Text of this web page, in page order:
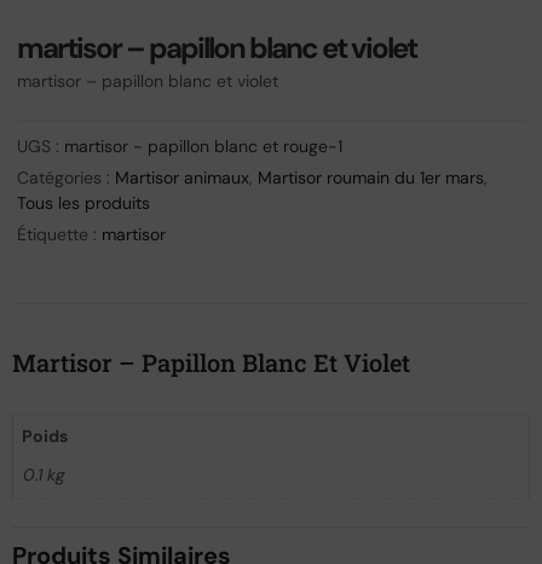
martisor – papillon blanc et violet
martisor – papillon blanc et violet
UGS : martisor - papillon blanc et rouge-1
Catégories : Martisor animaux Martisor roumain du 1er mars
Tous les produits
Étiquette : martisor
Martisor – Papillon Blanc Et Violet
Poids
0.1 kg
Produits Similaires